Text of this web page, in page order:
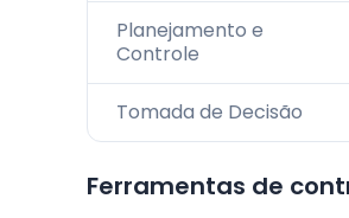
Planejamento e
Controle
Tomada de Decisão
Ferramentas de